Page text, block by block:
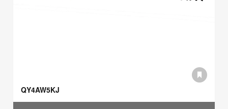
QY4AW5KJ